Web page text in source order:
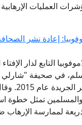
العمليات
إعادة نشر
التابع لدار
في صحيفة "شارلي
الذي
تمثل خطوة
لممارسة